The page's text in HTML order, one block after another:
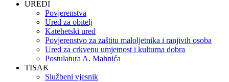
UREDI
Povjerenstva
Ured za obitelj
Katehetski ured
Povjerenstvo za zaštitu maloljetnika i ranjivih osoba
Ured za crkvenu umjetnost i kulturna dobra
Postulatura A. Mahnića
TISAK
Službeni vjesnik